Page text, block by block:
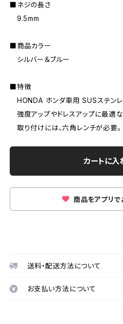
■ネジの長さ
9.5mm
■商品カラー
シルバー＆ブルー
■特徴
HONDA ホンダ車用 SUSステン
強度アップやドレスアップに最適な
取り付けには、六角レンチが必要。
カートに入
商品をアプリ
送料・配送方法について
お支払い方法について